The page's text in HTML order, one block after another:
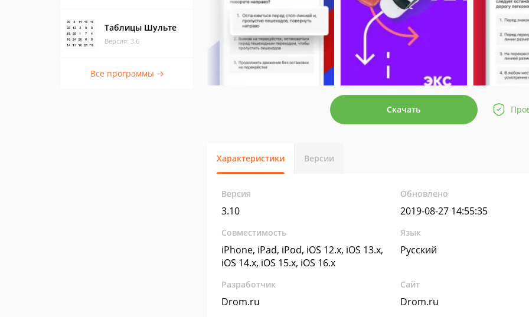
Таблицы Шульте
Версия: 3.6
Все программы →
Скачать
Характеристики Версии
Версия
3.10
Обновлено
2019-08-27 14:55:35
Совместимость
iPhone, iPad, iPod, iOS 12.x, iOS 13.x,
iOS 14.x, iOS 15.x, iOS 16.x
Язык
Русский
Разработчик
Drom.ru
Сайт
Drom.ru